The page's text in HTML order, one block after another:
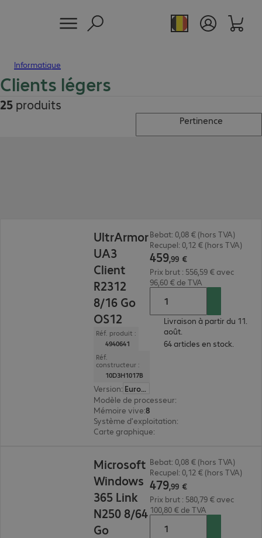
Informatique
Clients légers
25 produits
Pertinence
UltrArmor
UA3
Client
R2312
8/16 Go
OS12
Réf. produit :
4940641
Réf.
constructeur :
10D3H1017B
Version:
Europe
Modèle de processeur:
Mémoire vive:
Système d'exploitation:
Carte graphique:
Bebat: 0,08 € (hors TVA)
Recupel: 0,12 € (hors TVA)
459,99 €
Prix brut : 556,59 € avec
96,60 € de TVA
Livraison à partir du 11.
août.
64 articles en stock.
Microsoft
Windows
365 Link
N250 8/64
Go
Bebat: 0,08 € (hors TVA)
Recupel: 0,12 € (hors TVA)
479,99 €
Prix brut : 580,79 € avec
100,80 € de TVA